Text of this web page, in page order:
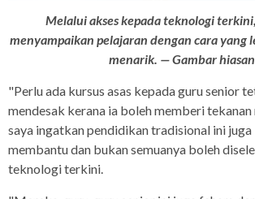
Melalui akses kepada teknologi
menyampaikan pelajaran dengan cara
menarik. — Gambar hiasan
"Perlu ada kursus asas kepada guru senior
mendesak kerana ia boleh memberi tekanan
saya ingatkan pendidikan tradisional ini juga
membantu dan bukan semuanya boleh
teknologi terkini.